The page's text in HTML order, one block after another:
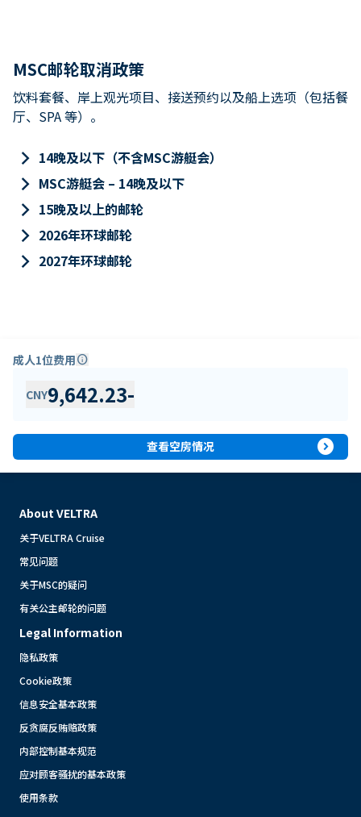
MSC邮轮取消政策
饮料套餐、岸上观光项目、接送预约以及船上选项（包括餐
厅、SPA 等）。
keyboard_arrow_right 14晚及以下（不含MSC游艇会）
keyboard_arrow_right MSC游艇会 – 14晚及以下
keyboard_arrow_right 15晚及以上的邮轮
keyboard_arrow_right 2026年环球邮轮
keyboard_arrow_right 2027年环球邮轮
成人1位费用info
CNY9,642.23-
查看空房情况 expand_circle_right
About VELTRA
关于VELTRA Cruise
常见问题
关于MSC的疑问
有关公主邮轮的问题
Legal Information
隐私政策
Cookie政策
信息安全基本政策
反贪腐反贿赂政策
内部控制基本规范
应对顾客骚扰的基本政策
使用条款